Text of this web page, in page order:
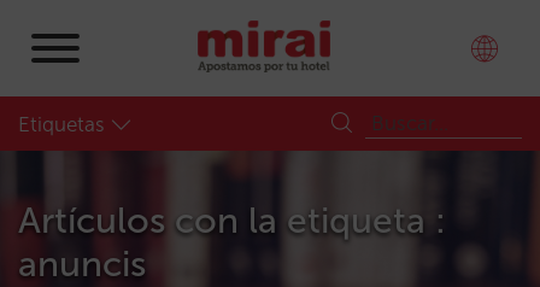
Etiquetas
Artículos con la etiqueta :
anuncis